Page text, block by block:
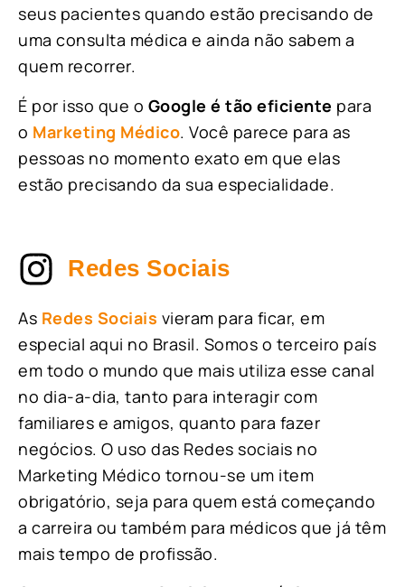
seus pacientes quando estão precisando de
uma consulta médica e ainda não sabem a
quem recorrer.
É por isso que o Google é tão eficiente para
o Marketing Médico. Você parece para as
pessoas no momento exato em que elas
estão precisando da sua especialidade.
Redes Sociais
As Redes Sociais vieram para ficar, em
especial aqui no Brasil. Somos o terceiro país
em todo o mundo que mais utiliza esse canal
no dia-a-dia, tanto para interagir com
familiares e amigos, quanto para fazer
negócios. O uso das Redes sociais no
Marketing Médico tornou-se um item
obrigatório, seja para quem está começando
a carreira ou também para médicos que já têm
mais tempo de profissão.